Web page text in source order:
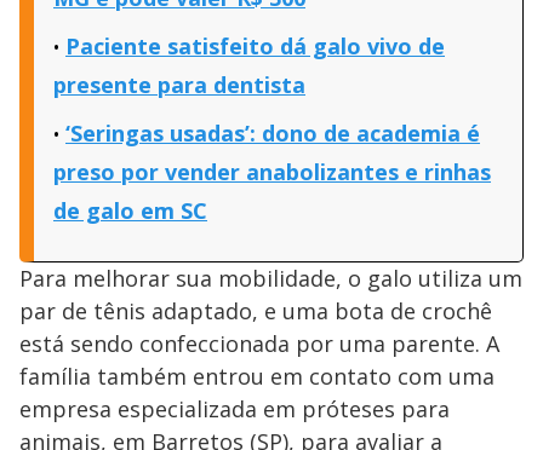
Paciente satisfeito dá galo vivo de
presente para dentista
‘Seringas usadas’: dono de academia é
preso por vender anabolizantes e rinhas
de galo em SC
Para melhorar sua mobilidade, o galo utiliza um
par de tênis adaptado, e uma bota de crochê
está sendo confeccionada por uma parente. A
família também entrou em contato com uma
empresa especializada em próteses para
animais, em Barretos (SP), para avaliar a